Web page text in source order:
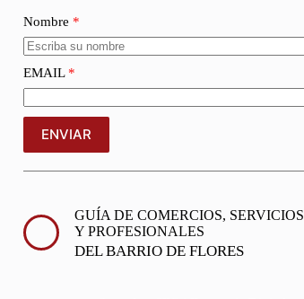
Nombre
EMAIL
ENVIAR
GUÍA DE COMERCIOS, SERVICIOS
Y PROFESIONALES
DEL BARRIO DE FLORES